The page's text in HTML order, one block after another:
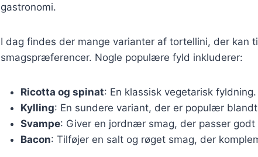
gastronomi.
I dag findes der mange varianter af tortellini, der kan
smagspræferencer. Nogle populære fyld inkluderer:
Ricotta og spinat: En klassisk vegetarisk fyldning.
Kylling: En sundere variant, der er populær
Svampe: Giver en jordnær smag, der passer
Bacon: Tilføjer en salt og røget smag, der